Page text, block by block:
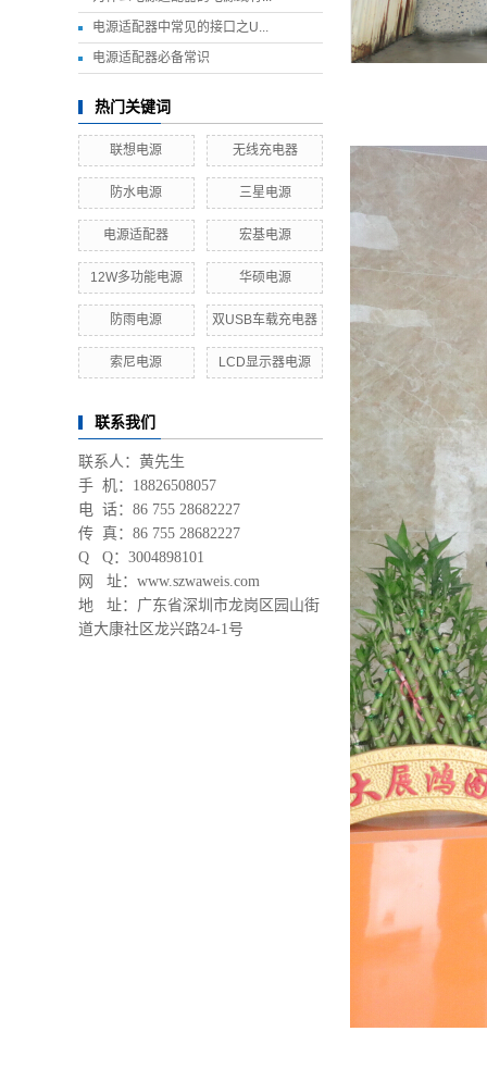
电源适配器中常见的接口之U...
电源适配器必备常识
热门关键词
联想电源 无线充电器
防水电源 三星电源
电源适配器 宏基电源
12W多功能电源 华硕电源
防雨电源 双USB车载充电器
索尼电源 LCD显示器电源
联系我们
联系人：黄先生
手 机：18826508057
电 话：86 755 28682227
传 真：86 755 28682227
Q Q：3004898101
网 址：www.szwaweis.com
地 址： 广东省深圳市龙岗区园山街
道大康社区龙兴路24-1号